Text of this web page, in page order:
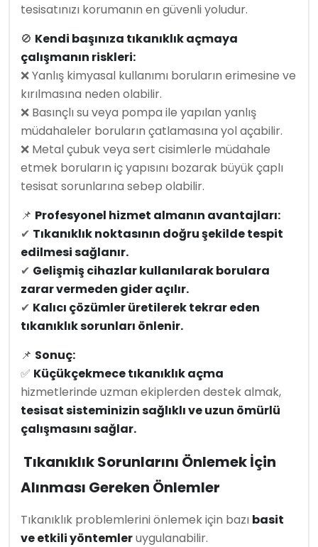
tesisatınızı korumanın en güvenli yoludur.
🚫 Kendi başınıza tıkanıklık açmaya
çalışmanın riskleri:
❌ Yanlış kimyasal kullanımı boruların erimesine ve
kırılmasına neden olabilir.
❌ Basınçlı su veya pompa ile yapılan yanlış
müdahaleler boruların çatlamasına yol açabilir.
❌ Metal çubuk veya sert cisimlerle müdahale
etmek boruların iç yapısını bozarak büyük çaplı
tesisat sorunlarına sebep olabilir.
📌 Profesyonel hizmet almanın avantajları:
✔ Tıkanıklık noktasının doğru şekilde tespit
edilmesi sağlanır.
✔ Gelişmiş cihazlar kullanılarak borulara
zarar vermeden gider açılır.
✔ Kalıcı çözümler üretilerek tekrar eden
tıkanıklık sorunları önlenir.
📌 Sonuç:
✅ Küçükçekmece tıkanıklık açma
hizmetlerinde uzman ekiplerden destek almak,
tesisat sisteminizin sağlıklı ve uzun ömürlü
çalışmasını sağlar.
Tıkanıklık Sorunlarını Önlemek İçin
Alınması Gereken Önlemler
Tıkanıklık problemlerini önlemek için bazı basit
ve etkili yöntemleruygulanabilir.